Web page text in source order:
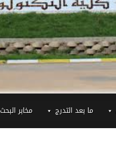
ما بعد التدرج مخابر البحث